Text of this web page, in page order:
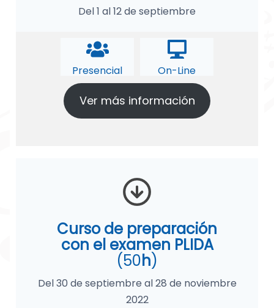
Del 1 al 12 de septiembre
Presencial On-Line
Ver más información
Curso de preparación
con el examen PLIDA
(50h)
Del 30 de septiembre al 28 de noviembre
2022